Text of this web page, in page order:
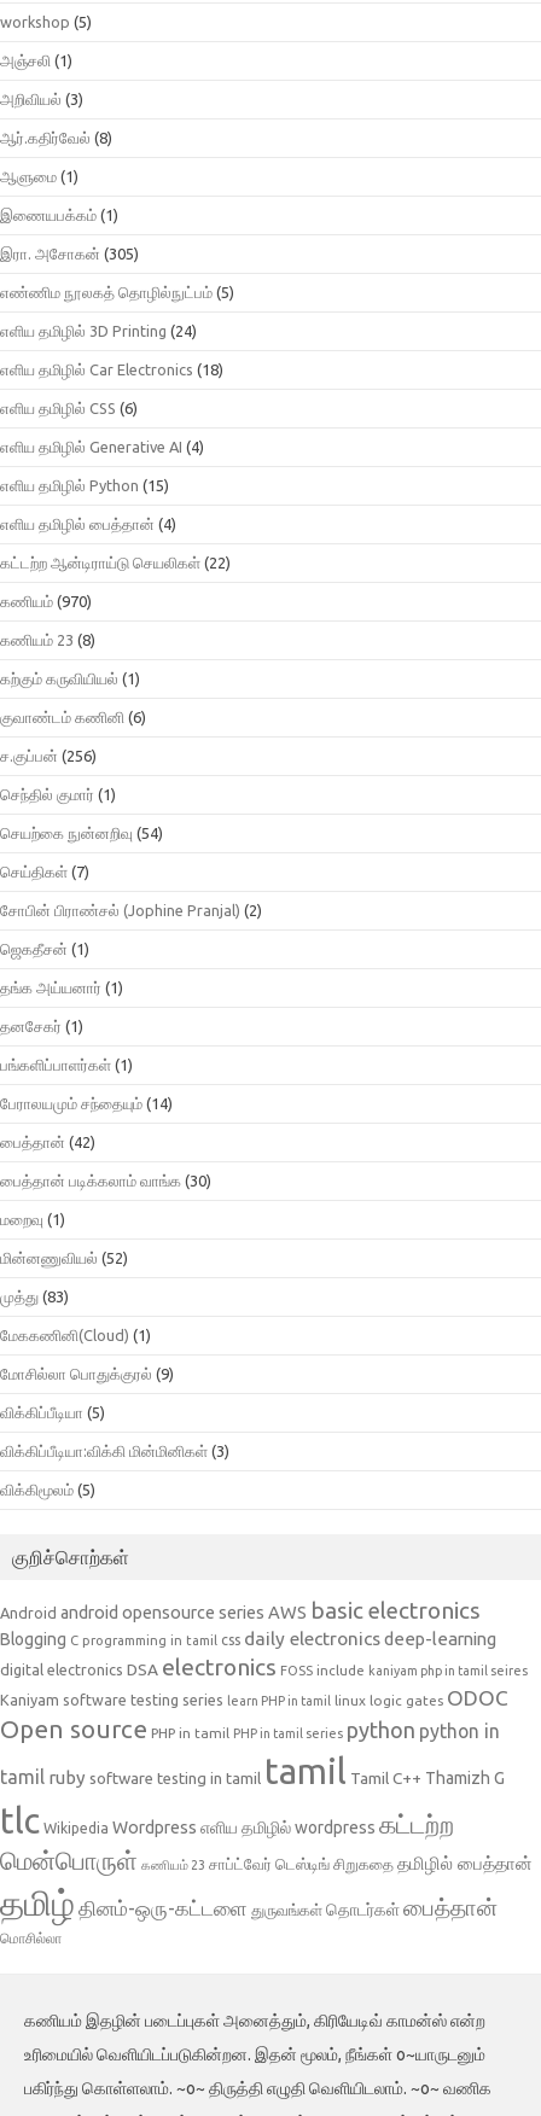
workshop (5)
அஞ்சலி (1)
அறிவியல் (3)
ஆர்.கதிர்வேல் (8)
ஆளுமை (1)
இணையபக்கம் (1)
இரா. அசோகன் (305)
எண்ணிம நூலகத் தொழில்நுட்பம் (5)
எளிய தமிழில் 3D Printing (24)
எளிய தமிழில் Car Electronics (18)
எளிய தமிழில் CSS (6)
எளிய தமிழில் Generative AI (4)
எளிய தமிழில் Python (15)
எளிய தமிழில் பைத்தான் (4)
கட்டற்ற ஆன்டிராய்டு செயலிகள் (22)
கணியம் (970)
கணியம் 23 (8)
கற்கும் கருவியியல் (1)
குவாண்டம் கணினி (6)
ச.குப்பன் (256)
செந்தில் குமார் (1)
செயற்கை நுன்னறிவு (54)
செய்திகள் (7)
சோபின் பிராண்சல் (Jophine Pranjal) (2)
ஜெகதீசன் (1)
தங்க அய்யனார் (1)
தனசேகர் (1)
பங்களிப்பாளர்கள் (1)
பேராலயமும் சந்தையும் (14)
பைத்தான் (42)
பைத்தான் படிக்கலாம் வாங்க (30)
மறைவு (1)
மின்னணுவியல் (52)
முத்து (83)
மேககணினி(Cloud) (1)
மோசில்லா பொதுக்குரல் (9)
விக்கிப்பீடியா (5)
விக்கிப்பீடியா:விக்கி மின்மினிகள் (3)
விக்கிமூலம் (5)
குறிச்சொற்கள்
Android android opensource series AWS basic electronics
Blogging C programming in tamil css daily electronicsdeep-learning
digital electronics DSA electronics FOSS include kaniyam php in tamil seires
Kaniyam software testing series learn PHP in tamil linux logic gates ODOC
Open source PHP in tamil PHP in tamil series python python in
tamil ruby software testing in tamil tamil Tamil C++ Thamizh G
tlc Wikipedia Wordpress எளிய தமிழில் wordpress கட்டற்ற
மென்பொருள் கணியம் 23 சாப்ட்வேர் டெஸ்டிங் சிறுகதை தமிழில் பைத்தான்
தமிழ் தினம்-ஒரு-கட்டளை துருவங்கள் தொடர்கள்பைத்தான்
மொசில்லா
கணியம் இதழின் படைப்புகள் அனைத்தும், கிரியேடிவ் காமன்ஸ் என்ற
உரிமையில் வெளியிடப்படுகின்றன. இதன் மூலம், நீங்கள் o~யாருடனும்
பகிர்ந்து கொள்ளலாம். ~o~ திருத்தி எழுதி வெளியிடலாம். ~o~ வணிக